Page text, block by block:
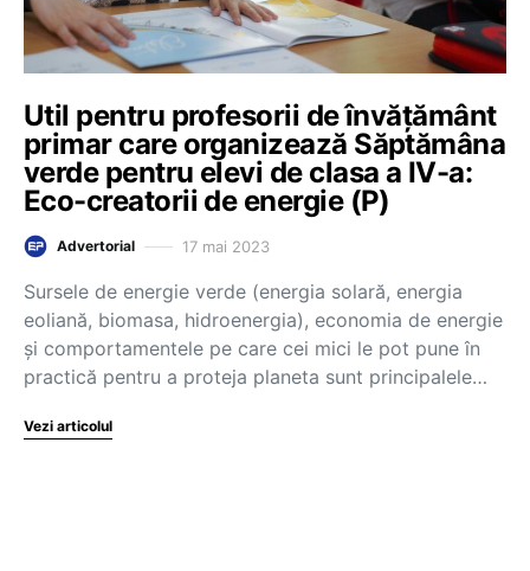
Util pentru profesorii de învățământ
primar care organizează Săptămâna
verde pentru elevi de clasa a IV-a:
Eco-creatorii de energie (P)
Advertorial 17 mai 2023
Sursele de energie verde (energia solară, energia
eoliană, biomasa, hidroenergia), economia de energie
și comportamentele pe care cei mici le pot pune în
practică pentru a proteja planeta sunt principalele…
Vezi articolul